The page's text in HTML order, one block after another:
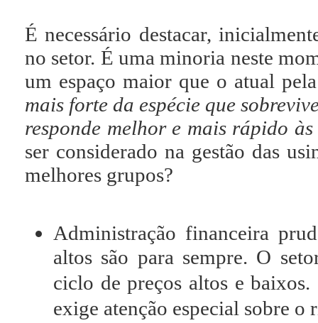
É necessário destacar,
no setor. É uma minoria neste
um espaço maior que o atual
mais forte da espécie que
responde melhor e mais rápido às
ser considerado na gestão das
melhores grupos?
Administração financeira
altos são para sempre. O
ciclo de preços altos e
exige atenção especial sobre